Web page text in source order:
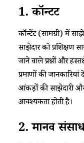
1.कॉन्टेंट
कॉन्टेंट (सामग्री) में
साझेदार को प्रशिक्षण
जाने वाले प्रश्नों और
प्रमाणों की जानकारियां
आंकड़ों की साझेदारी
आवश्यकता होती है।
2.मानव